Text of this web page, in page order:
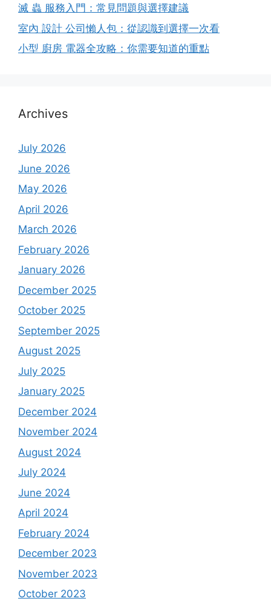
滅 蟲 服務入門：常見問題與選擇建議
室內 設計 公司懶人包：從認識到選擇一次看
小型 廚房 電器全攻略：你需要知道的重點
Archives
July 2026
June 2026
May 2026
April 2026
March 2026
February 2026
January 2026
December 2025
October 2025
September 2025
August 2025
July 2025
January 2025
December 2024
November 2024
August 2024
July 2024
June 2024
April 2024
February 2024
December 2023
November 2023
October 2023